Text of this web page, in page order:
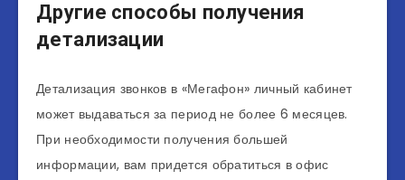
Другие способы получения
детализации
Детализация звонков в «Мегафон» личный кабинет
может выдаваться за период не более 6 месяцев.
При необходимости получения большей
информации, вам придется обратиться в офис